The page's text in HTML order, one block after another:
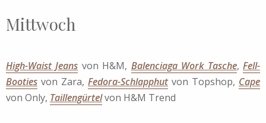
Mittwoch
High-Waist Jeans von H&M, Balenciaga Work Tasche,Fell-
Booties von Zara, Fedora-Schlapphutvon Topshop, Cape
von Only, Taillengürtelvon H&M Trend